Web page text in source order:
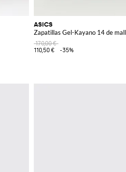
ASICS
Zapatillas Gel-Kayano 14 de
170,00 €
110,50 €
-35%